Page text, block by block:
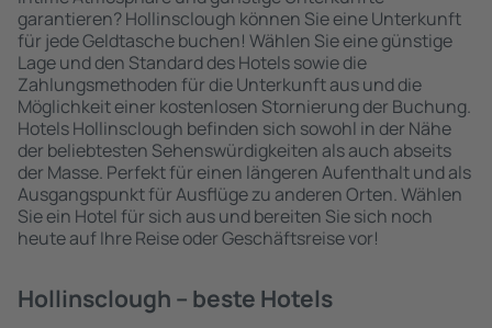
garantieren? Hollinsclough können Sie eine Unterkunft
für jede Geldtasche buchen! Wählen Sie eine günstige
Lage und den Standard des Hotels sowie die
Zahlungsmethoden für die Unterkunft aus und die
Möglichkeit einer kostenlosen Stornierung der Buchung.
Hotels Hollinsclough befinden sich sowohl in der Nähe
der beliebtesten Sehenswürdigkeiten als auch abseits
der Masse. Perfekt für einen längeren Aufenthalt und als
Ausgangspunkt für Ausflüge zu anderen Orten. Wählen
Sie ein Hotel für sich aus und bereiten Sie sich noch
heute auf Ihre Reise oder Geschäftsreise vor!
Hollinsclough – beste Hotels